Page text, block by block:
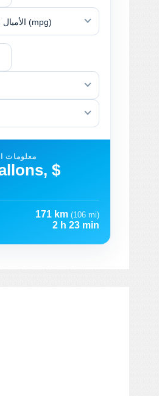
الأميال في الجالون (mpg)
معلومات
$
171 km (106 mi)
2 h 23 min